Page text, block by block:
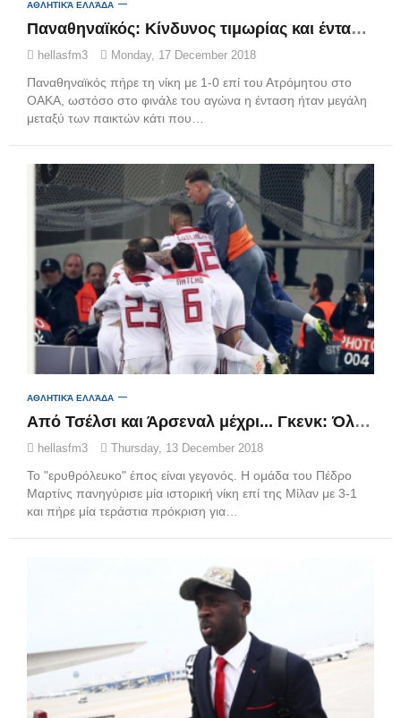
ΑΘΛΗΤΙΚΆ ΕΛΛΆΔΑ
Παναθηναϊκός: Κίνδυνος τιμωρίας και ένταση με Σπανό
hellasfm3 Monday, 17 December 2018
Παναθηναϊκός πήρε τη νίκη με 1-0 επί του Ατρόμητου στο
ΟΑΚΑ, ωστόσο στο φινάλε του αγώνα η ένταση ήταν μεγάλη
μεταξύ των παικτών κάτι που…
ΑΘΛΗΤΙΚΆ ΕΛΛΆΔΑ
Από Τσέλσι και Άρσεναλ μέχρι... Γκενκ: Όλοι οι πιθανοί αντίπαλοι του Ολυμπιακού
hellasfm3 Thursday, 13 December 2018
Το "ερυθρόλευκο" έπος είναι γεγονός. Η ομάδα του Πέδρο
Μαρτίνς πανηγύρισε μία ιστορική νίκη επί της Μίλαν με 3-1
και πήρε μία τεράστια πρόκριση για…